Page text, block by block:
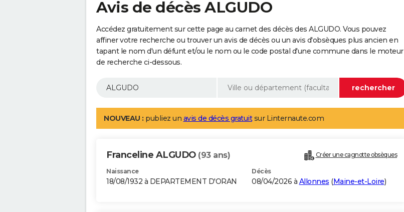
Avis de décès ALGUDO
Accédez gratuitement sur cette page au carnet des décès des ALGUDO. Vous pouvez
affiner votre recherche ou trouver un avis de décès ou un avis d'obsèques plus ancien en
tapant le nom d'un défunt et/ou le nom ou le code postal d'une commune dans le moteur
de recherche ci-dessous.
NOUVEAU : publiez un avis de décès gratuitsur Linternaute.com
Franceline ALGUDO (93 ans) Créer une cagnotte obsèques
Naissance
18/08/1932 à DEPARTEMENT D'ORAN
Décès
08/04/2026 à Allonnes (Maine-et-Loire)